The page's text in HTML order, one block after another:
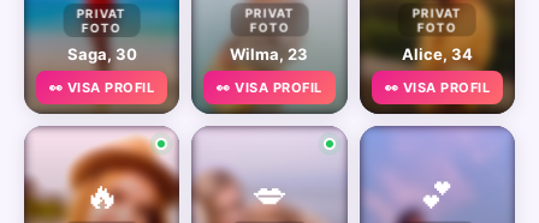
PRIVAT
FOTO
Saga, 30
👀 VISA PROFIL
PRIVAT
FOTO
Wilma, 23
👀 VISA PROFIL
PRIVAT
FOTO
Alice, 34
👀 VISA PROFIL
🔥 💋 💕